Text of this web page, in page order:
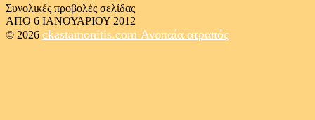
Συνολικές προβολές σελίδας
ΑΠΟ 6 ΙΑΝΟΥΑΡΙΟΥ 2012
© 2026 ckastamonitis.com Ανοπαία ατραπός